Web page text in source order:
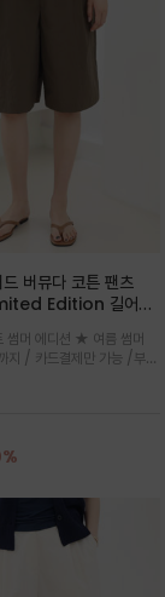
버뮤다 코튼 팬츠
Edition 길어진
썸머 에디션 ★ 여름 썸머
지 / 카드결제만 가능 /부드
급스러운 분위기